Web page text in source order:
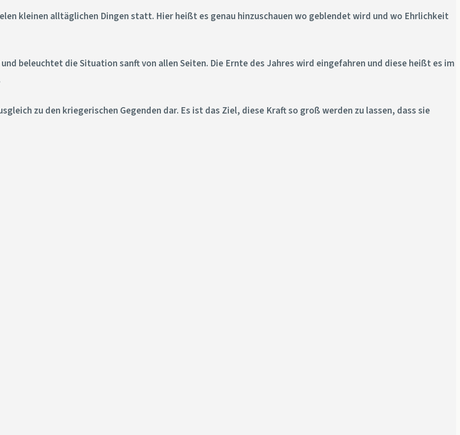
kleinen alltäglichen Dingen statt. Hier heißt es genau hinzuschauen wo geblendet wird und wo Ehrlichkeit
beleuchtet die Situation sanft von allen Seiten. Die Ernte des Jahres wird eingefahren und diese heißt es im
zu den kriegerischen Gegenden dar. Es ist das Ziel, diese Kraft so groß werden zu lassen, dass sie